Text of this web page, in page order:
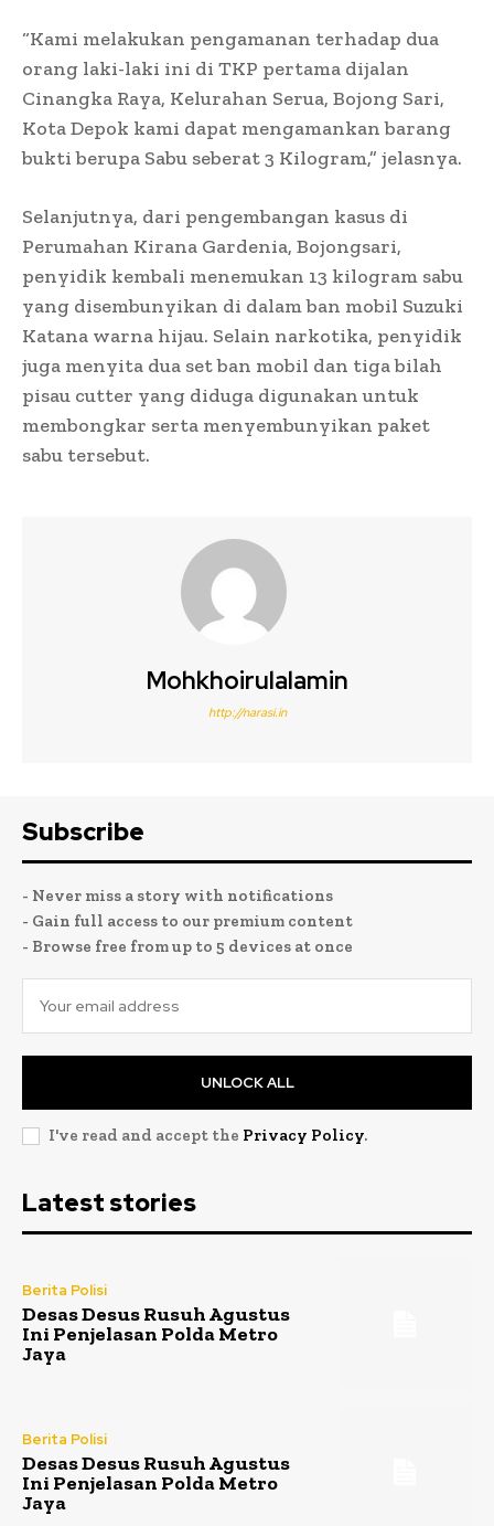
“Kami melakukan pengamanan terhadap dua
orang laki-laki ini di TKP pertama dijalan
Cinangka Raya, Kelurahan Serua, Bojong Sari,
Kota Depok kami dapat mengamankan barang
bukti berupa Sabu seberat 3 Kilogram,” jelasnya.
Selanjutnya, dari pengembangan kasus di
Perumahan Kirana Gardenia, Bojongsari,
penyidik kembali menemukan 13 kilogram sabu
yang disembunyikan di dalam ban mobil Suzuki
Katana warna hijau. Selain narkotika, penyidik
juga menyita dua set ban mobil dan tiga bilah
pisau cutter yang diduga digunakan untuk
membongkar serta menyembunyikan paket
sabu tersebut.
Mohkhoirulalamin
http://narasi.in
Subscribe
- Never miss a story with notifications
- Gain full access to our premium content
- Browse free from up to 5 devices at once
UNLOCK ALL
I've read and accept the Privacy Policy.
Latest stories
Berita Polisi
Desas Desus Rusuh Agustus
Ini Penjelasan Polda Metro
Jaya
Berita Polisi
Desas Desus Rusuh Agustus
Ini Penjelasan Polda Metro
Jaya